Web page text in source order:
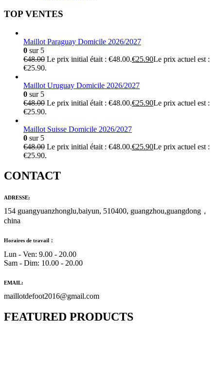
TOP VENTES
Maillot Paraguay Domicile 2026/2027
0 sur 5
€48.00 Le prix initial était : €48.00.€25.90Le prix actuel est :
€25.90.
Maillot Uruguay Domicile 2026/2027
0 sur 5
€48.00 Le prix initial était : €48.00.€25.90Le prix actuel est :
€25.90.
Maillot Suisse Domicile 2026/2027
0 sur 5
€48.00 Le prix initial était : €48.00.€25.90Le prix actuel est :
€25.90.
CONTACT
ADRESSE:
154 guangyuanzhonglu,baiyun, 510400, guangzhou,guangdong，
china
Horaires de travail：
Lun - Ven: 9.00 - 20.00
Sam - Dim: 10.00 - 20.00
EMAIL:
maillotdefoot2016@gmail.com
FEATURED PRODUCTS